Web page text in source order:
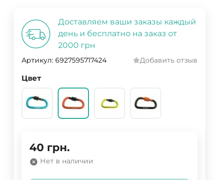
Доставляем ваши заказы каждый
день и бесплатно на заказ от
2000 грн
Артикул: 6927595717424 Добавить отзыв
Цвет
40 грн.
Нет в наличии